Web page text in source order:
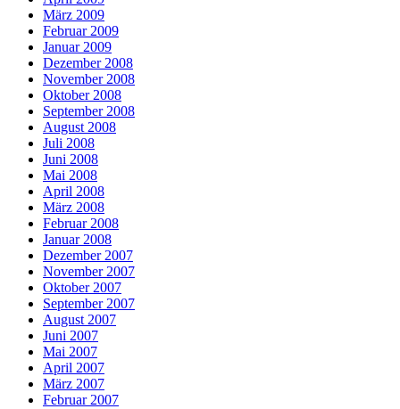
März 2009
Februar 2009
Januar 2009
Dezember 2008
November 2008
Oktober 2008
September 2008
August 2008
Juli 2008
Juni 2008
Mai 2008
April 2008
März 2008
Februar 2008
Januar 2008
Dezember 2007
November 2007
Oktober 2007
September 2007
August 2007
Juni 2007
Mai 2007
April 2007
März 2007
Februar 2007